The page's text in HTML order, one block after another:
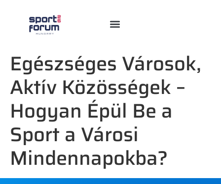
Egészséges Városok,
Aktív Közösségek –
Hogyan Épül Be a
Sport a Városi
Mindennapokba?